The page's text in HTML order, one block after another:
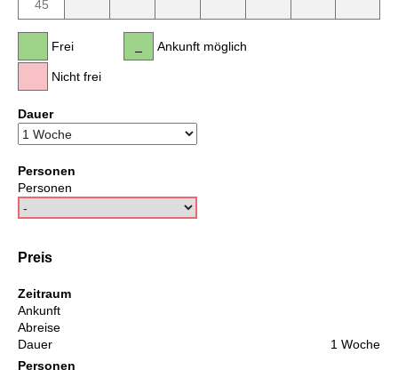
45
Frei
Nicht frei
Ankunft möglich
Dauer
Personen
Personen
Preis
Zeitraum
Ankunft
Abreise
Dauer
1 Woche
Personen